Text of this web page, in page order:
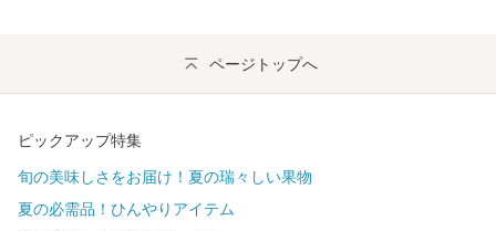
ページトップへ
ピックアップ特集
旬の美味しさをお届け！夏の瑞々しい果物
夏の必需品！ひんやりアイテム